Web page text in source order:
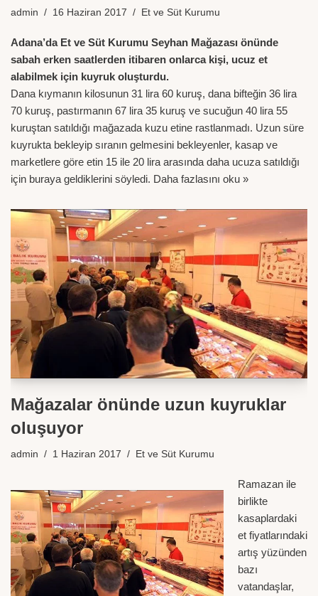
admin 16 Haziran 2017 Et ve Süt Kurumu
Adana’da Et ve Süt Kurumu Seyhan Mağazası önünde
sabah erken saatlerden itibaren onlarca kişi, ucuz et
alabilmek için kuyruk oluşturdu.
Dana kıymanın kilosunun 31 lira 60 kuruş, dana bifteğin 36 lira
70 kuruş, pastırmanın 67 lira 35 kuruş ve sucuğun 40 lira 55
kuruştan satıldığı mağazada kuzu etine rastlanmadı. Uzun süre
kuyrukta bekleyip sıranın gelmesini bekleyenler, kasap ve
marketlere göre etin 15 ile 20 lira arasında daha ucuza satıldığı
için buraya geldiklerini söyledi. Daha fazlasını oku »
Mağazalar önünde uzun kuyruklar
oluşuyor
admin 1 Haziran 2017 Et ve Süt Kurumu
Ramazan ile
birlikte
kasaplardaki
et fiyatlarındaki
artış yüzünden
bazı
vatandaşlar,